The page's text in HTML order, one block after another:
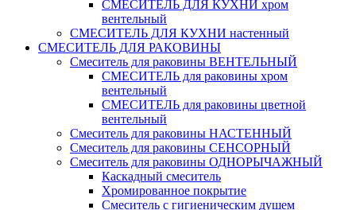
СМЕСИТЕЛЬ ДЛЯ КУХНИ хром
вентельный
СМЕСИТЕЛЬ ДЛЯ КУХНИ настенный
СМЕСИТЕЛЬ ДЛЯ РАКОВИНЫ
Смеситель для раковины ВЕНТЕЛЬНЫЙ
СМЕСИТЕЛЬ для раковины хром
вентельный
СМЕСИТЕЛЬ для раковины цветной
вентельный
Смеситель для раковины НАСТЕННЫЙ
Смеситель для раковины СЕНСОРНЫЙ
Смеситель для раковины ОДНОРЫЧАЖНЫЙ
Каскадный смеситель
Хромированное покрытие
Смеситель с гигиеническим душем